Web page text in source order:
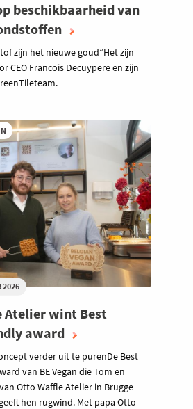
beschikbaarheid van
zijn het nieuwe goud”Het zijn
CEO Francois Decuypere en zijn
2026
Atelier wint Best
award
verder uit te purenDe Best
van BE Vegan die Tom en
Otto Waffle Atelier in Brugge
hen rugwind. Met papa Otto